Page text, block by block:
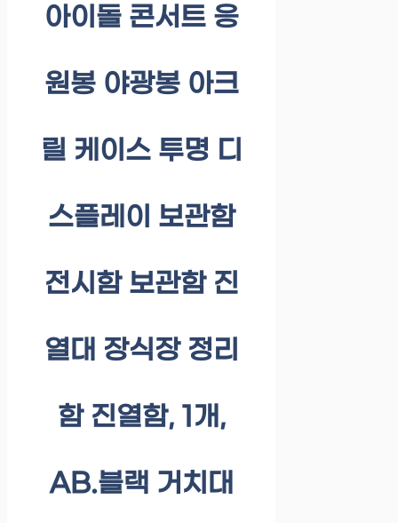
아이돌 콘서트 응
원봉 야광봉 아크
릴 케이스 투명 디
스플레이 보관함
전시함 보관함 진
열대 장식장 정리
함 진열함, 1개,
AB.블랙 거치대